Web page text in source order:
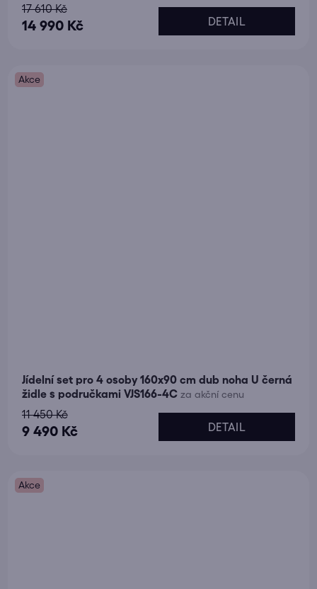
14 990 Kč
17 610 Kč
DETAIL
Akce
Jídelní set pro 4 osoby 160x90 cm dub noha U černá
židle s područkami VJS166-4C za akční cenu
9 490 Kč
11 450 Kč
DETAIL
Akce